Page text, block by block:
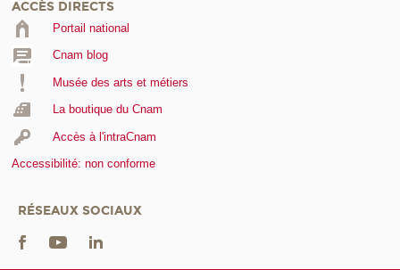
ACCÈS DIRECTS
Portail national
Cnam blog
Musée des arts et métiers
La boutique du Cnam
Accès à l'intraCnam
Accessibilité: non conforme
RÉSEAUX SOCIAUX